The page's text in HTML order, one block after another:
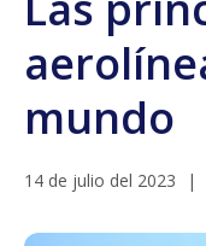
mundo
14 de julio del 2023 |